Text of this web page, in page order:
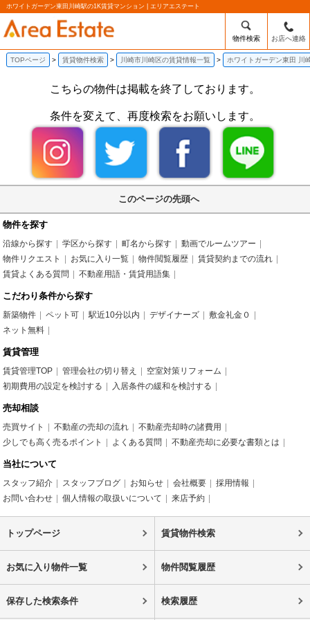
ホワイトガーデン東田川崎駅の1K賃貸マンション | エリアエステート
物件検索 お店へ連絡
TOPページ 賃貸物件検索 川崎市川崎区の賃貸情報一覧 ホワイトガーデン東田 川
こちらの物件は掲載を終了しております。
条件を変えて、再度検索をお願いします。
このページの先頭へ
物件を探す
沿線から探す 学区から探す 町名から探す
動画でルームツアー
物件リクエスト
お気に入り一覧 物件閲覧履歴
賃貸契約までの流れ
賃貸よくある質問
不動産用語・賃貸用語集
こだわり条件から探す
新築物件 ペット可 駅近10分以内 デザイナーズ
敷金礼金０
ネット無料
賃貸管理
賃貸管理TOP 管理会社の切り替え
空室対策リフォーム
初期費用の設定を検討する
入居条件の緩和を検討する
売却相談
売買サイト 不動産の売却の流れ
不動産売却時の諸費用
少しでも高く売るポイント
よくある質問 不動産売却に必要な書類とは
当社について
スタッフ紹介 スタッフブログ お知らせ 会社概要
採用情報
お問い合わせ
個人情報の取扱いについて 来店予約
トップページ 賃貸物件検索
お気に入り物件一覧 物件閲覧履歴
保存した検索条件 検索履歴